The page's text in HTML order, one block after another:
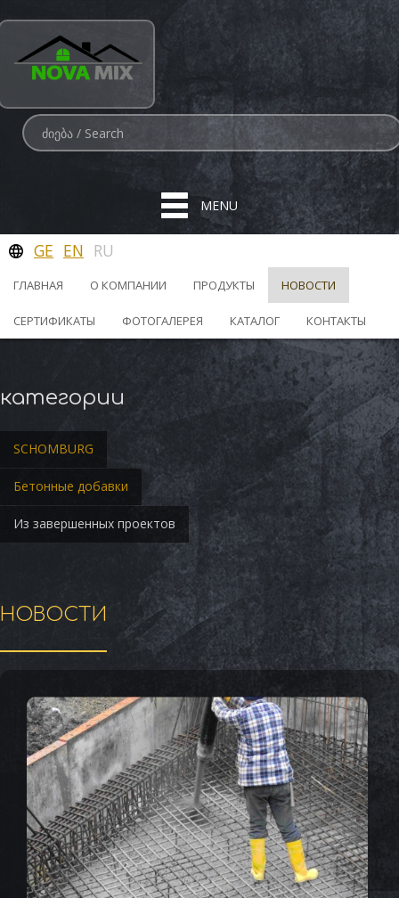
MENU
GE EN RU
ГЛАВНАЯ О КОМПАНИИ ПРОДУКТЫ НОВОСТИ
СЕРТИФИКАТЫ ФОТОГАЛЕРЕЯ КАТАЛОГ КОНТАКТЫ
категории
SCHOMBURG
Бетонные добавки
Из завершенных проектов
НОВОСТИ